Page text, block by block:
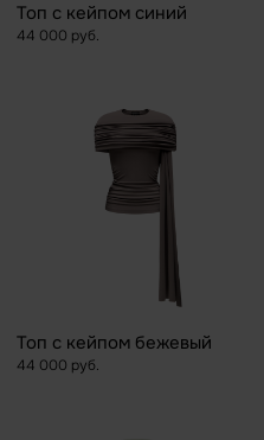
Топ с кейпом синий
44 000 руб.
Топ с кейпом бежевый
44 000 руб.